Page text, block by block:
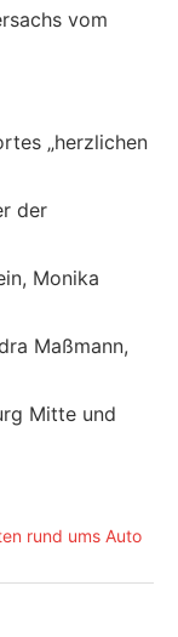
vom
„herzlichen
der
Monika
Maßmann,
Mitte und